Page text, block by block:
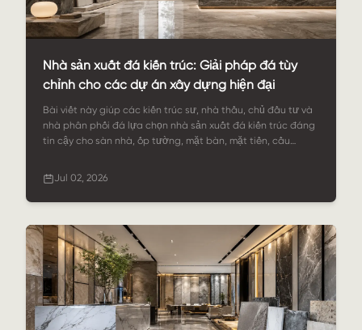
Nhà sản xuất đá kiến ​​trúc: Giải pháp đá tùy
chỉnh cho các dự án xây dựng hiện đại
Bài viết này giúp các kiến ​​trúc sư, nhà thầu, chủ đầu tư và
nhà phân phối đá lựa chọn nhà sản xuất đá kiến ​​trúc đáng
tin cậy cho sàn nhà, ốp tường, mặt bàn, mặt tiền, cầu
chọn vật liệu, khả năng tùy chỉnh, kiểm soát chất lượng, hỗ
trợ dự án và lý do tại sao StoneSale là đối tác vững mạnh
trong việc cung cấp đá kiến ​​trúc.
Jul 02, 2026